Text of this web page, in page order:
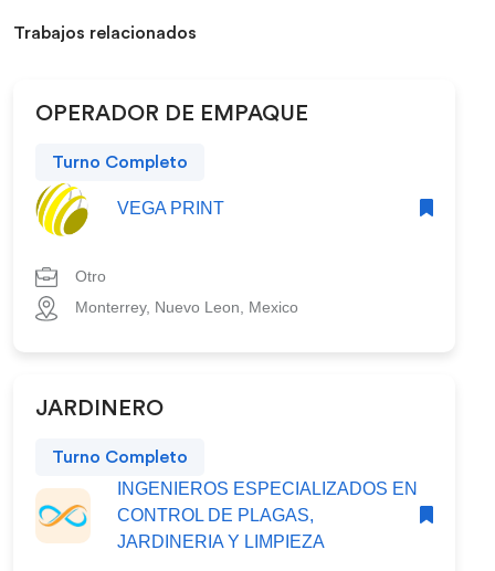
Trabajos relacionados
OPERADOR DE EMPAQUE
Turno Completo
VEGA PRINT
Otro
Monterrey, Nuevo Leon, Mexico
JARDINERO
Turno Completo
INGENIEROS ESPECIALIZADOS EN
CONTROL DE PLAGAS,
JARDINERIA Y LIMPIEZA